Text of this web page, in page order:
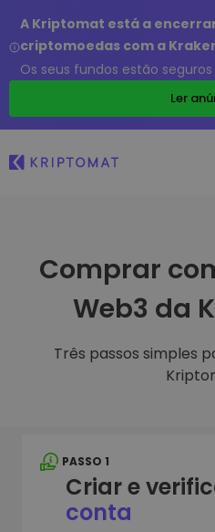
A Kriptomat está a
criptomoedas com a
Os seus fundos estão
Ler
Comprar
Web3 da
Três passos simples
PASSO 1
Criar e
conta